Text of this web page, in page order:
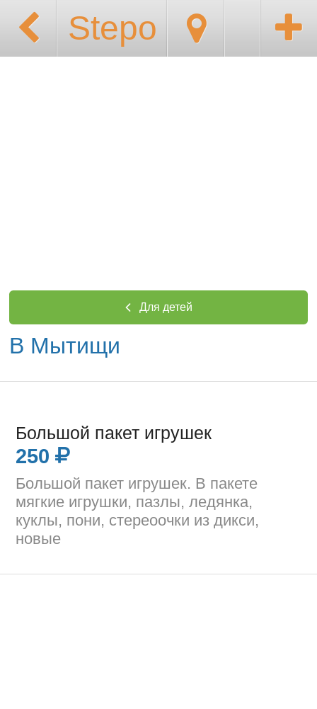
Stepo
Для детей
В Мытищи
Большой пакет игрушек
250
Большой пакет игрушек. В пакете
мягкие игрушки, пазлы, ледянка,
куклы, пони, стереоочки из дикси,
новые